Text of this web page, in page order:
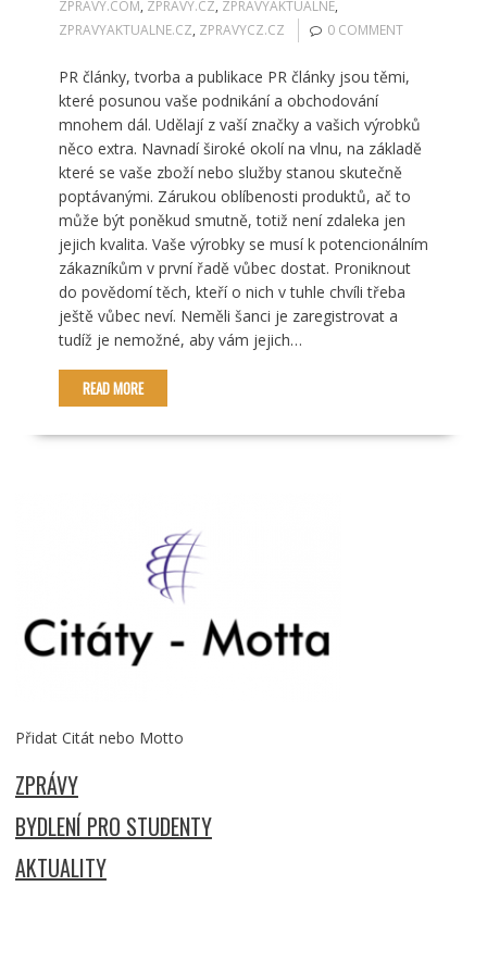
ZPRAVY.COM, ZPRAVY.CZ, ZPRAVYAKTUALNE,
ZPRAVYAKTUALNE.CZ, ZPRAVYCZ.CZ 0 COMMENT
PR články, tvorba a publikace PR články jsou těmi,
které posunou vaše podnikání a obchodování
mnohem dál. Udělají z vaší značky a vašich výrobků
něco extra. Navnadí široké okolí na vlnu, na základě
které se vaše zboží nebo služby stanou skutečně
poptávanými. Zárukou oblíbenosti produktů, ač to
může být poněkud smutně, totiž není zdaleka jen
jejich kvalita. Vaše výrobky se musí k potencionálním
zákazníkům v první řadě vůbec dostat. Proniknout
do povědomí těch, kteří o nich v tuhle chvíli třeba
ještě vůbec neví. Neměli šanci je zaregistrovat a
tudíž je nemožné, aby vám jejich…
READ MORE
Přidat Citát nebo Motto
ZPRÁVY
BYDLENÍ PRO STUDENTY
AKTUALITY